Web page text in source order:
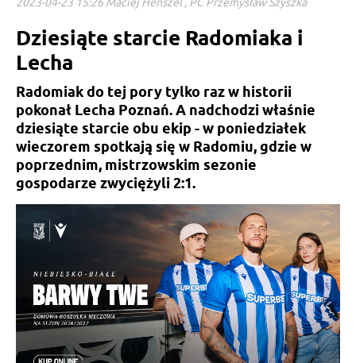
Dziesiąte starcie Radomiaka i
Lecha
Radomiak do tej pory tylko raz w historii
pokonał Lecha Poznań. A nadchodzi właśnie
dziesiąte starcie obu ekip - w poniedziałek
wieczorem spotkają się w Radomiu, gdzie w
poprzednim, mistrzowskim sezonie
gospodarze zwyciężyli 2:1.